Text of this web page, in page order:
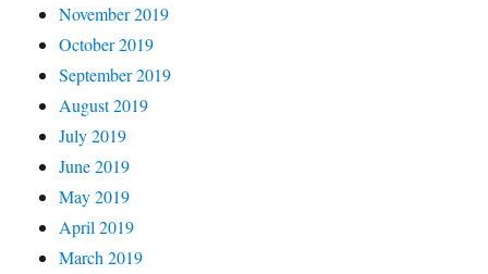
November 2019
October 2019
September 2019
August 2019
July 2019
June 2019
May 2019
April 2019
March 2019